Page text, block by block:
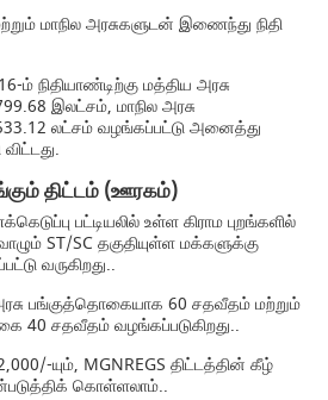
மாநில அரசுகளுடன் இணைந்து நிதி
ம் நிதியாண்டிற்கு மத்திய அரசு
இலட்சம், மாநில அரசு
லட்சம் வழங்கப்பட்டு அனைத்து
திட்டம் (ஊரகம்)
பட்டியலில் உள்ள கிராம புறங்களில்
ST/SC தகுதியுள்ள மக்களுக்கு
வருகிறது..
பங்குத்தொகையாக 60 சதவீதம் மற்றும்
40 சதவீதம் வழங்கப்படுகிறது..
யும், MGNREGS திட்டத்தின் கீழ்
கொள்ளலாம்..